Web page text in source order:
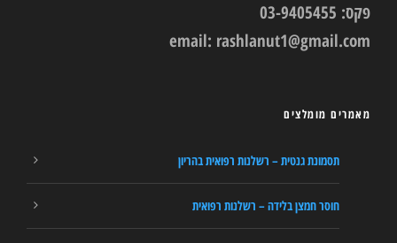
פקס: 03-9405455
email: rashlanut1@gmail.com
מאמרים מומלצים
תסמונת גנטית – רשלנות רפואית בהריון
חוסר חמצן בלידה – רשלנות רפואית